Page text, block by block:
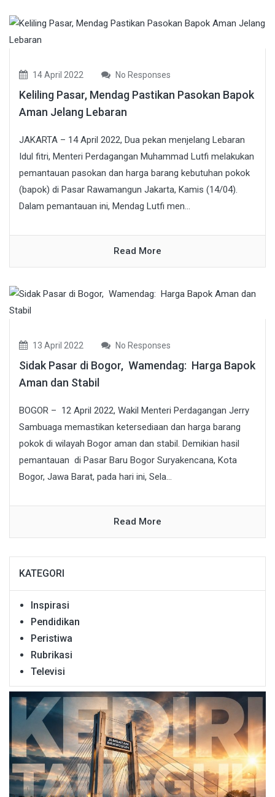
14 April 2022 No Responses
Keliling Pasar, Mendag Pastikan Pasokan Bapok
Aman Jelang Lebaran
JAKARTA – 14 April 2022, Dua pekan menjelang Lebaran
Idul fitri, Menteri Perdagangan Muhammad Lutfi melakukan
pemantauan pasokan dan harga barang kebutuhan pokok
(bapok) di Pasar Rawamangun Jakarta, Kamis (14/04).
Dalam pemantauan ini, Mendag Lutfi men...
Read More
13 April 2022 No Responses
Sidak Pasar di Bogor, Wamendag: Harga Bapok
Aman dan Stabil
BOGOR – 12 April 2022, Wakil Menteri Perdagangan Jerry
Sambuaga memastikan ketersediaan dan harga barang
pokok di wilayah Bogor aman dan stabil. Demikian hasil
pemantauan di Pasar Baru Bogor Suryakencana, Kota
Bogor, Jawa Barat, pada hari ini, Sela...
Read More
KATEGORI
Inspirasi
Pendidikan
Peristiwa
Rubrikasi
Televisi